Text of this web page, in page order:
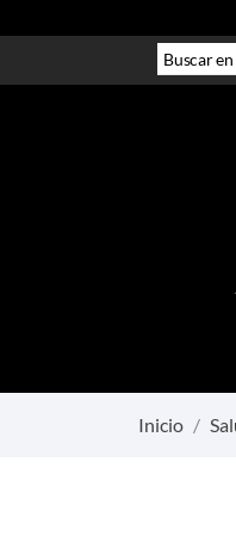
Inicio